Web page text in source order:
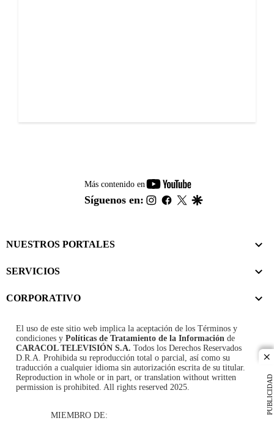
PUBLICIDAD
Más contenido en
youtube-
footer
Síguenos en: instagram
facebook
twitter
NUESTROS PORTALES
SERVICIOS
CORPORATIVO
El uso de este sitio web implica la aceptación de los Términos y
condiciones y Políticas de Tratamiento de la Información de
CARACOL TELEVISIÓN S.A. Todos los Derechos Reservados
D.R.A. Prohibida su reproducción total o parcial, así como su
traducción a cualquier idioma sin autorización escrita de su titular.
Reproduction in whole or in part, or translation without written
permission is prohibited. All rights reserved 2025.
MIEMBRO DE: